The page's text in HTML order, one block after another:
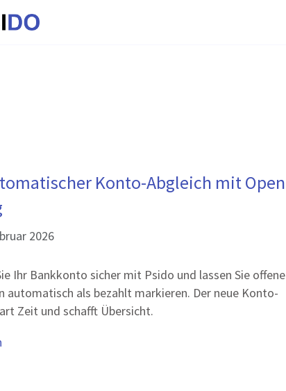
Konto-Abgleich mit Open
2026
Ihr Bankkonto sicher mit Psido und lassen Sie offene
automatisch als bezahlt markieren. Der neue Konto-
Zeit und schafft Übersicht.